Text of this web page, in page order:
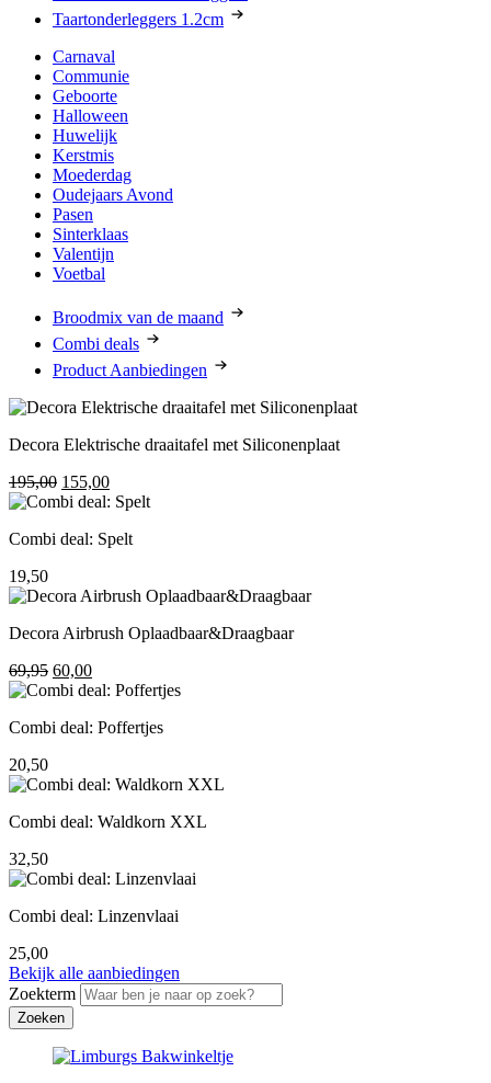
Taartonderleggers 1.2cm
Carnaval
Communie
Geboorte
Halloween
Huwelijk
Kerstmis
Moederdag
Oudejaars Avond
Pasen
Sinterklaas
Valentijn
Voetbal
Broodmix van de maand
Combi deals
Product Aanbiedingen
Decora Elektrische draaitafel met Siliconenplaat
195,00 Oorspronkelijke
prijs
195,00.
155,00Huidige
prijs
155,00.
Combi deal: Spelt
19,50
Decora Airbrush Oplaadbaar&Draagbaar
69,95 Oorspronkelijke
prijs
69,95.
60,00Huidige
prijs
60,00.
Combi deal: Poffertjes
20,50
Combi deal: Waldkorn XXL
32,50
Combi deal: Linzenvlaai
25,00
Bekijk alle aanbiedingen
Zoekterm